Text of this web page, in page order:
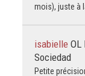
mois), juste à
isabielle OL
Sociedad
Petite